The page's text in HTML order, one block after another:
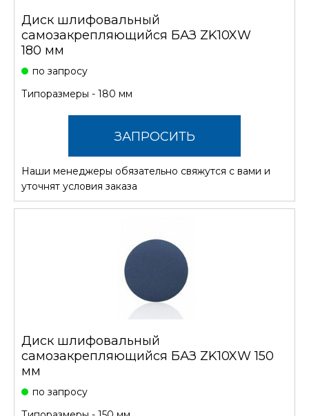
Диск шлифовальный
самозакрепляющийся БАЗ ZK10XW
180 мм
по запросу
Типоразмеры - 180 мм
ЗАПРОСИТЬ
СТОИМОСТЬ
Наши менеджеры обязательно свяжутся с вами и
уточнят условия заказа
Диск шлифовальный
самозакрепляющийся БАЗ ZK10XW 150
мм
по запросу